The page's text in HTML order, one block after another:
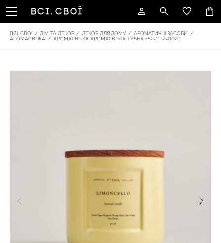
ВСІ. СВОЇ / ДІМ ТА ДЕКОР / ДЕКОР ДЛЯ ДОМУ / АРОМАТИЧНІ ЗАСОБИ
/
АРОМАСВІЧКА / АРОМАСВІЧКА АРОМАСВІЧКА TYSHA 552-1132-0023